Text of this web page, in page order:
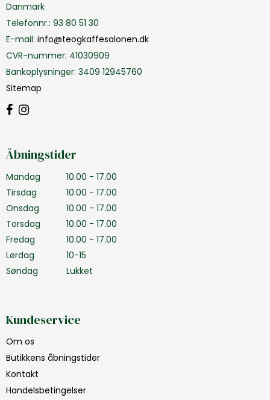
Danmark
Telefonnr.: 93 80 51 30
E-mail: info@teogkaffesalonen.dk
CVR-nummer: 41030909
Bankoplysninger: 3409 12945760
Sitemap
Åbningstider
Mandag
10.00 - 17.00
Tirsdag
10.00 - 17.00
Onsdag
10.00 - 17.00
Torsdag
10.00 - 17.00
Fredag
10.00 - 17.00
Lørdag
10-15
Søndag
Lukket
Kundeservice
Om os
Butikkens åbningstider
Kontakt
Handelsbetingelser